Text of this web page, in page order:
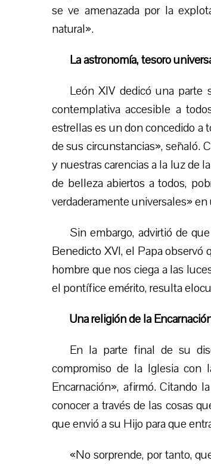
se ve amenazada por la
natural».
La astronomía, tesoro
León XIV dedicó una parte
contemplativa accesible a
estrellas es un don concedido a
de sus circunstancias», señaló.
y nuestras carencias a la luz de
de belleza abiertos a todos,
verdaderamente universales»
Sin embargo, advirtió de
Benedicto XVI, el Papa
hombre que nos ciega a las
el pontífice emérito, resulta
Una religión de la
En la parte final de su
compromiso de la Iglesia con
Encarnación», afirmó. Citando
conocer a través de las cosas
que envió a su Hijo para que
«No sorprende, por tanto,